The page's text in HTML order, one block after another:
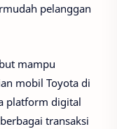
pelanggan
mampu
mobil Toyota di
platform digital
transaksi